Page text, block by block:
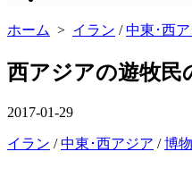
ュ
を
る
ホーム > イラン /中東･西
西アジアの遊牧民
公
日
2017-01-29
カ
イラン /中東･西アジア /博